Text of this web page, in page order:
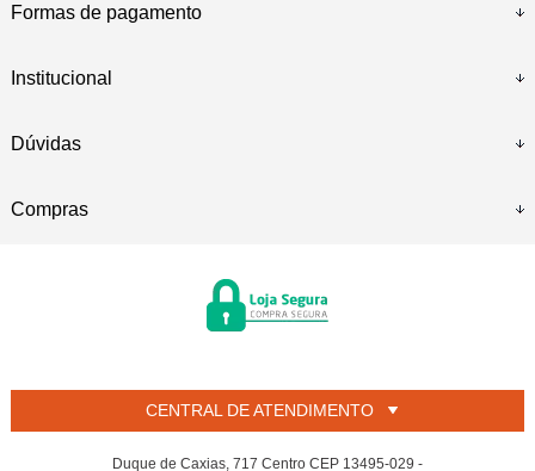
Formas de pagamento
Institucional
Dúvidas
Compras
CENTRAL DE ATENDIMENTO
Duque de Caxias, 717 Centro CEP 13495-029 -